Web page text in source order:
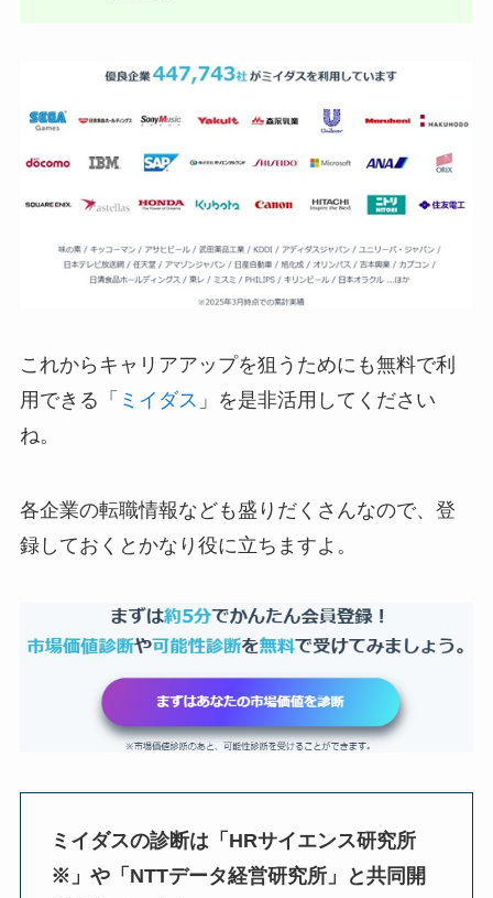
これからキャリアアップを狙うためにも無料で利
用できる「 ミイダス 」を是非活用してください
ね。
各企業の転職情報なども盛りだくさんなので、登
録しておくとかなり役に立ちますよ。
ミイダスの診断は「HRサイエンス研究所
※」や「NTTデータ経営研究所」と共同開